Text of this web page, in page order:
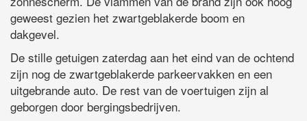
geweest gezien het zwartgeblakerde boom en
dakgevel.
De stille getuigen zaterdag aan het eind van de ochtend
zijn nog de zwartgeblakerde parkeervakken en een
uitgebrande auto. De rest van de voertuigen zijn al
geborgen door bergingsbedrijven.